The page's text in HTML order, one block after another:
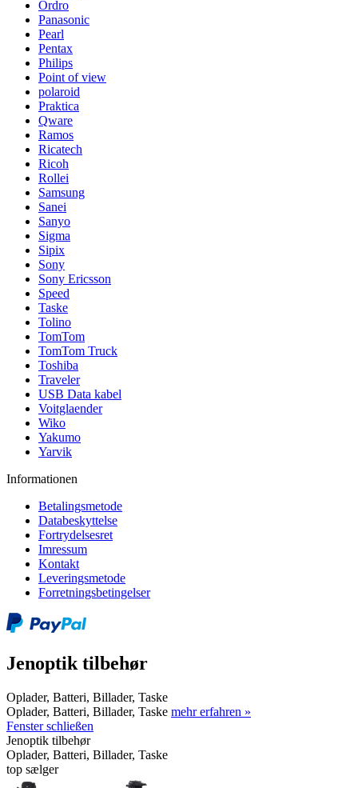
Ordro
Panasonic
Pearl
Pentax
Philips
Point of view
polaroid
Praktica
Qware
Ramos
Ricatech
Ricoh
Rollei
Samsung
Sanei
Sanyo
Sigma
Sipix
Sony
Sony Ericsson
Speed
Taske
Tolino
TomTom
TomTom Truck
Toshiba
Traveler
USB Data kabel
Voitglaender
Wiko
Yakumo
Yarvik
Informationen
Betalingsmetode
Databeskyttelse
Fortrydelsesret
Imressum
Kontakt
Leveringsmetode
Forretningsbetingelser
Jenoptik tilbehør
Oplader, Batteri, Billader, Taske
Oplader, Batteri, Billader, Taske mehr erfahren »
Fenster schließen
Jenoptik tilbehør
Oplader, Batteri, Billader, Taske
top sælger